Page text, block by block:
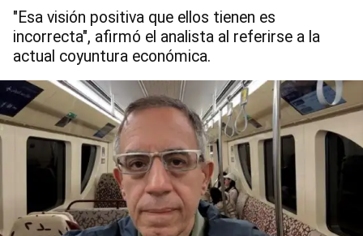
"Esa visión positiva que ellos tienen es
incorrecta", afirmó el analista al referirse a la
actual coyuntura económica.